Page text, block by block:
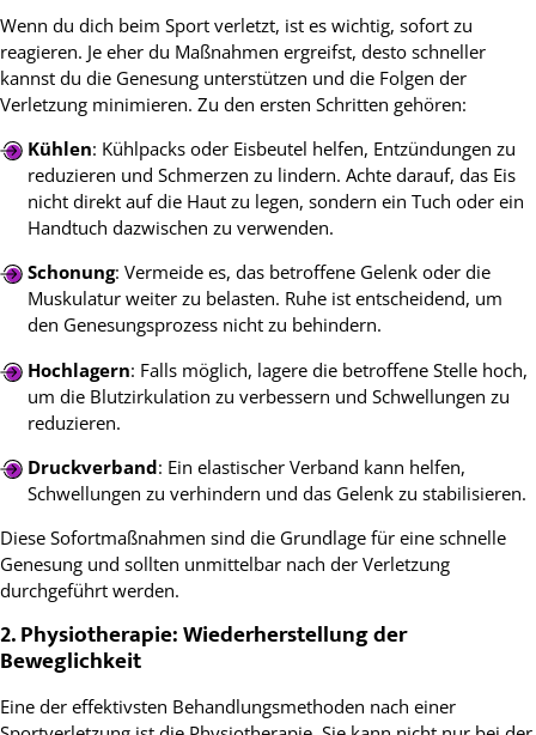
Wenn du dich beim Sport verletzt, ist es wichtig, sofort zu
reagieren. Je eher du Maßnahmen ergreifst, desto schneller
kannst du die Genesung unterstützen und die Folgen der
Verletzung minimieren. Zu den ersten Schritten gehören:
Kühlen: Kühlpacks oder Eisbeutel helfen, Entzündungen zu
reduzieren und Schmerzen zu lindern. Achte darauf, das Eis
nicht direkt auf die Haut zu legen, sondern ein Tuch oder ein
Handtuch dazwischen zu verwenden.
Schonung: Vermeide es, das betroffene Gelenk oder die
Muskulatur weiter zu belasten. Ruhe ist entscheidend, um
den Genesungsprozess nicht zu behindern.
Hochlagern: Falls möglich, lagere die betroffene Stelle hoch,
um die Blutzirkulation zu verbessern und Schwellungen zu
reduzieren.
Druckverband: Ein elastischer Verband kann helfen,
Schwellungen zu verhindern und das Gelenk zu stabilisieren.
Diese Sofortmaßnahmen sind die Grundlage für eine schnelle
Genesung und sollten unmittelbar nach der Verletzung
durchgeführt werden.
2. Physiotherapie: Wiederherstellung der
Beweglichkeit
Eine der effektivsten Behandlungsmethoden nach einer